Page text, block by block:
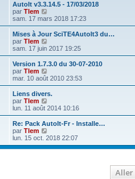
AutoIt v3.3.14.5 - 17/03/2018
par Tlem
o
i
r
e
e
r
n
i
r
e
s
s
g
e
sam. 17 mars 2018 17:23
Mises à Jour SciTE4AutoIt3 du…
par Tlem
o
i
r
e
r
n
i
r
e
s
sam. 17 juin 2017 19:25
Version 1.7.3.0 du 30-07-2010
par Tlem
o
i
r
e
e
r
n
i
e
mar. 10 août 2010 23:53
Liens divers.
par Tlem
o
i
r
e
e
lun. 11 août 2014 10:16
Re: Pack AutoIt-Fr - Installe…
par Tlem
o
i
r
lun. 15 oct. 2018 22:07
Aller